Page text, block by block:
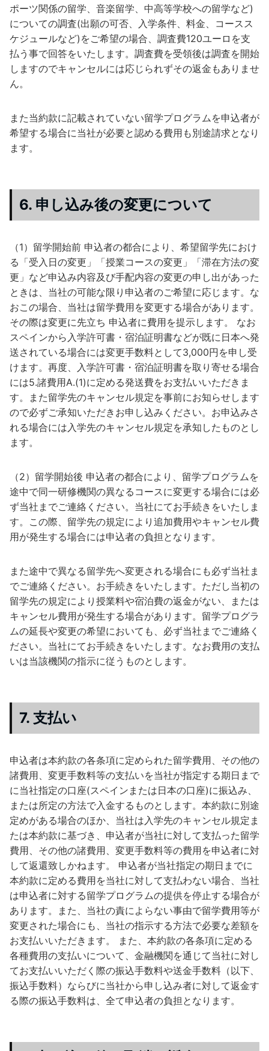
ポーツ関係の留学、音楽留学、中高等学校への留学など)
についての調査(出願の可否、入学条件、料金、コースス
ケジュールなど)をご希望の場合、調査費120ユーロを支
払う事で回答をいたします。調査費を受領後は調査を開始
しますのでキャンセルには応じられずその返金もありませ
ん。
また当約款に記載されていない留学プログラムを申込者が
希望する場合に当社が必要と認める費用も別途請求となり
ます。
6. 申し込み後の変更について
（1）留学開始前 申込者の都合により、希望留学先におけ
る「受入日の変更」「授業コースの変更」「滞在方法の変
更」など申込み内容及び手配内容の変更の申し出があった
ときは、当社の可能な限り申込者のご希望に応じます。な
おこの場合、当社は留学費用を変更する場合があります。
その際は変更に先立ち 申込者に費用を提示します。 なお
スペインから入学許可書・宿泊証明書などが既に日本へ発
送されている場合には変更手数料として3,000円を申し受
けます。再度、入学許可書・宿泊証明書を取り寄せる場合
には5.諸費用A.(1)に定める発送費をお支払いいただきま
す。また留学先のキャンセル規定を事前にお知らせします
ので必ずご承知いただきお申し込みください。お申込みさ
れる場合には入学先のキャンセル規定を承知したものとし
ます。
（2）留学開始後 申込者の都合により、留学プログラムを
途中で同一研修機関の異なるコースに変更する場合には必
ず当社までご連絡ください。当社にてお手続きをいたしま
す。この際、留学先の規定により追加費用やキャンセル費
用が発生する場合には申込者の負担となります。
また途中で異なる留学先へ変更される場合にも必ず当社ま
でご連絡ください。お手続きをいたします。ただし当初の
留学先の規定により授業料や宿泊費の返金がない、または
キャンセル費用が発生する場合があります。留学プログラ
ムの延長や変更の希望においても、必ず当社までご連絡く
ださい。当社にてお手続きをいたします。なお費用の支払
いは当該機関の指示に従うものとします。
7. 支払い
申込者は本約款の各条項に定められた留学費用、その他の
諸費用、変更手数料等の支払いを当社が指定する期日まで
に当社指定の口座(スペインまたは日本の口座)に振込み、
または所定の方法で入金するものとします。本約款に別途
定めがある場合のほか、当社は入学先のキャンセル規定ま
たは本約款に基づき、申込者が当社に対して支払った留学
費用、その他の諸費用、変更手数料等の費用を申込者に対
して返還致しかねます。 申込者が当社指定の期日までに
本約款に定める費用を当社に対して支払わない場合、当社
は申込者に対する留学プログラムの提供を停止する場合が
あります。また、当社の責によらない事由で留学費用等が
変更された場合にも、当社の指示する方法で必要な差額を
お支払いいただきます。 また、本約款の各条項に定める
各種費用の支払いについて、金融機関を通じて当社に対し
てお支払いいただく際の振込手数料や送金手数料（以下、
振込手数料）ならびに当社から申し込み者に対して返金す
る際の振込手数料は、全て申込者の負担となります。